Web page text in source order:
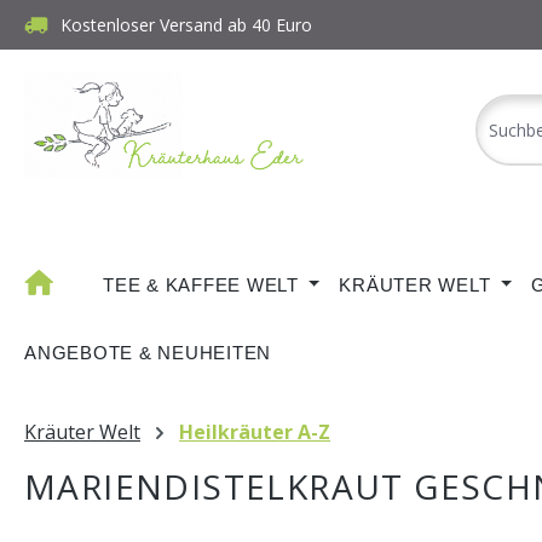
Hauptinhalt springen
Zur Suche springen
Zur Hauptnavigation springen
Kostenloser Versand ab 40 Euro
TEE & KAFFEE WELT KRÄUTER WELT
ANGEBOTE & NEUHEITEN
Kräuter Welt Heilkräuter A-Z
MARIENDISTELKRAUT